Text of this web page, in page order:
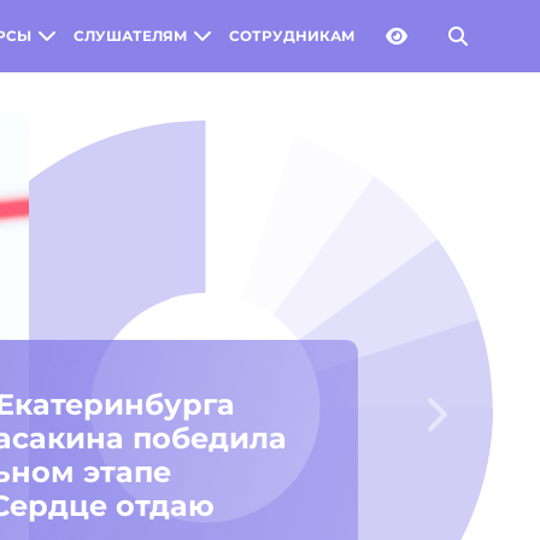
СЛУШАТЕЛЯМ СОТРУДНИКАМ
финале
года